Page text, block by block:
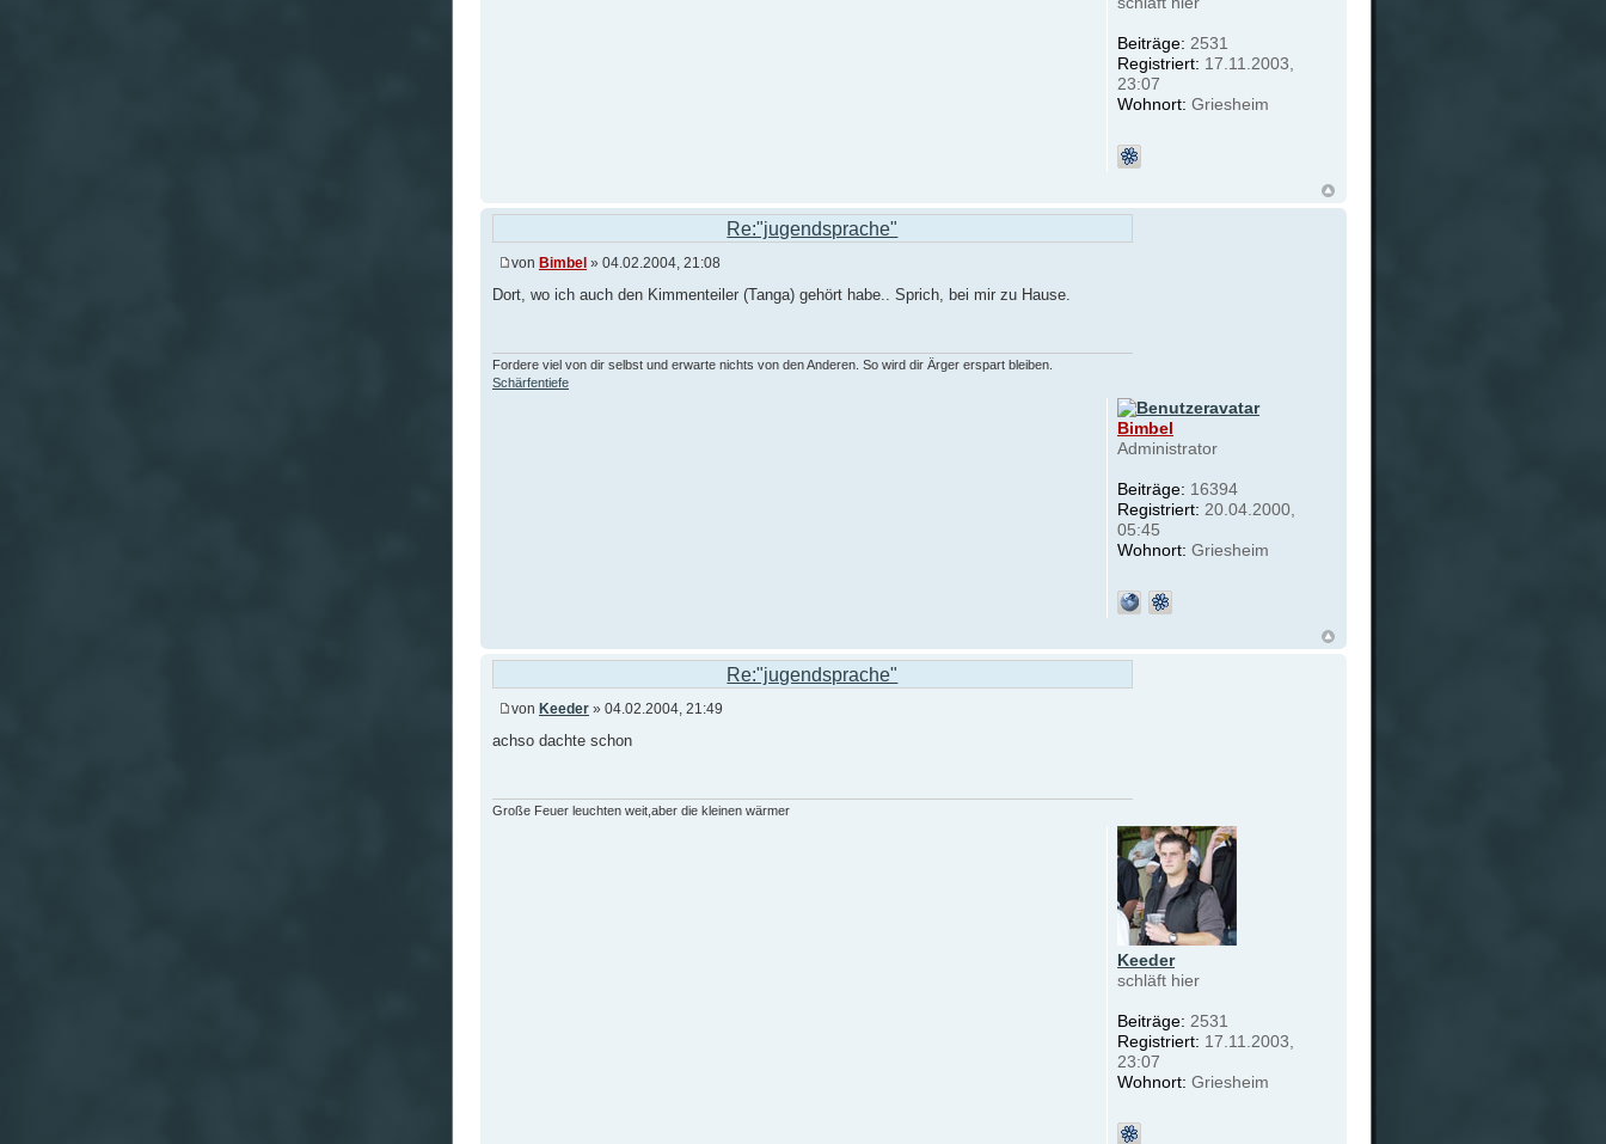
Beiträge: 2531
Registriert: 17.11.2003,
23:07
Wohnort: Griesheim
Re:"jugendsprache"
von Bimbel » 04.02.2004, 21:08
Dort, wo ich auch den Kimmenteiler (Tanga) gehört habe.. Sprich, bei mir zu Hause.
Fordere viel von dir selbst und erwarte nichts von den Anderen. So wird dir Ärger erspart bleiben.
Schärfentiefe
Bimbel
Administrator
Beiträge: 16394
Registriert: 20.04.2000,
05:45
Wohnort: Griesheim
Re:"jugendsprache"
von Keeder » 04.02.2004, 21:49
achso dachte schon
Große Feuer leuchten weit,aber die kleinen wärmer
Keeder
schläft hier
Beiträge: 2531
Registriert: 17.11.2003,
23:07
Wohnort: Griesheim